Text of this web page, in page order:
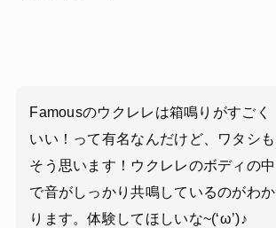
Famousのウクレレは箱鳴りがすごく
いい！って有名なんだけど、ワタシも
そう思います！ウクレレのボディの中
で音がしっかり共鳴しているのがわか
ります。体験してほしいな~(‘ω’)♪